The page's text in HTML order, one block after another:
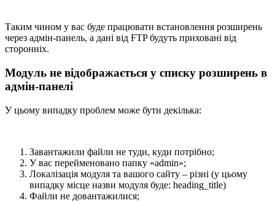
Таким чином у вас буде працювати встановлення розширень
через адмін-панель, а дані від FTP будуть приховані від
сторонніх.
Модуль не відображається у списку розширень в
адмін-панелі
У цьому випадку проблем може бути декілька:
Завантажили файли не туди, куди потрібно;
У вас перейменовано папку «admin»;
Локалізація модуля та вашого сайту – різні (у цьому
випадку місце назви модуля буде: heading_title)
Файли не довантажилися;